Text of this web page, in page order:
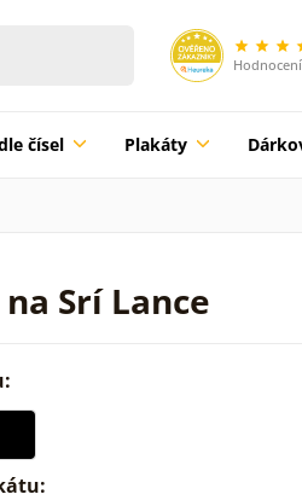
čísel Plakáty
Srí Lance